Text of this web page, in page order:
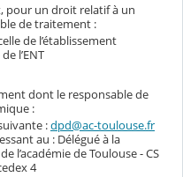
pour un droit relatif à un
de traitement :
de l’établissement
l’ENT
dont le responsable de
:
:dpd@ac-toulouse.fr
au : Délégué à la
l’académie de Toulouse - CS
4